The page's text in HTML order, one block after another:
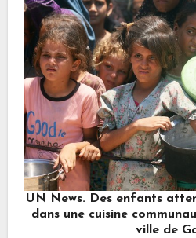
UN News. Des enfants
dans une cuisine
ville de